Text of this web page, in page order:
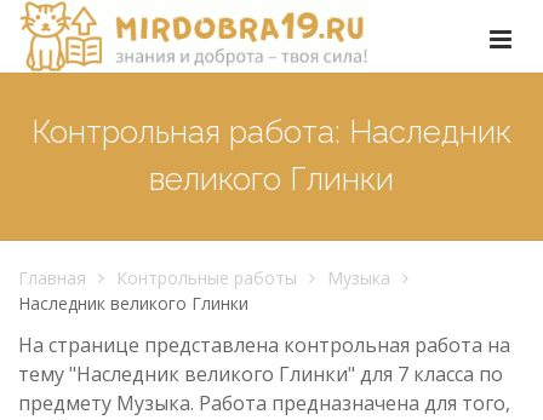
Контрольная работа: Наследник
великого Глинки
Главная Контрольные работы
Музыка
Наследник великого Глинки
На странице представлена контрольная работа на
тему "Наследник великого Глинки" для 7 класса по
предмету Музыка. Работа предназначена для того,